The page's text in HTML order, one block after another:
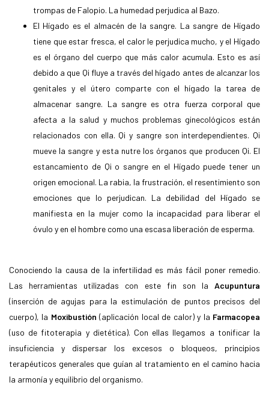
trompas de Falopio. La humedad perjudica al Bazo.
El Hígado es el almacén de la sangre. La sangre de Hígado
tiene que estar fresca, el calor le perjudica mucho, y el Hígado
es el órgano del cuerpo que más calor acumula. Esto es así
debido a que Qi fluye a través del hígado antes de alcanzar los
genitales y el útero comparte con el hígado la tarea de
almacenar sangre. La sangre es otra fuerza corporal que
afecta a la salud y muchos problemas ginecológicos están
relacionados con ella. Qi y sangre son interdependientes. Qi
mueve la sangre y esta nutre los órganos que producen Qi. El
estancamiento de Qi o sangre en el Hígado puede tener un
origen emocional. La rabia, la frustración, el resentimiento son
emociones que lo perjudican. La debilidad del Hígado se
manifiesta en la mujer como la incapacidad para liberar el
óvulo y en el hombre como una escasa liberación de esperma.
Conociendo la causa de la infertilidad es más fácil poner remedio.
Las herramientas utilizadas con este fin son la Acupuntura
(inserción de agujas para la estimulación de puntos precisos del
cuerpo), la Moxibustión (aplicación local de calor) y la Farmacopea
(uso de fitoterapia y dietética). Con ellas llegamos a tonificar la
insuficiencia y dispersar los excesos o bloqueos, principios
terapéuticos generales que guían al tratamiento en el camino hacia
la armonía y equilibrio del organismo.